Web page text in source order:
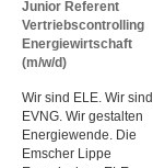
Junior Referent
Vertriebscontrolling
Energiewirtschaft
(m/w/d)
Wir sind ELE. Wir sind
EVNG. Wir gestalten
Energiewende. Die
Emscher Lippe